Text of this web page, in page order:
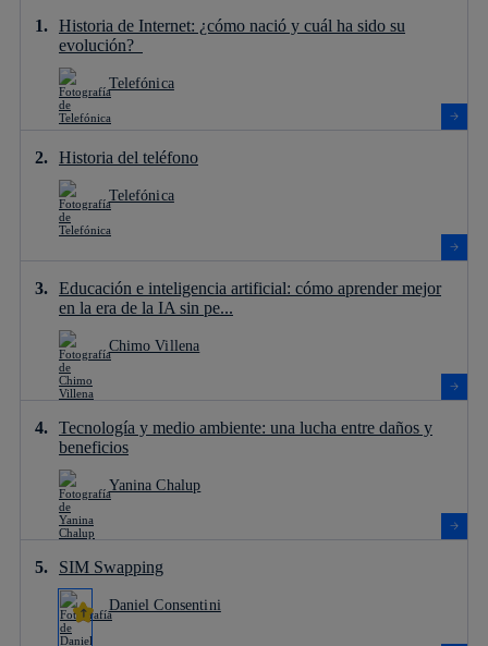
Historia de Internet: ¿cómo nació y cuál ha sido su
evolución?
Telefónica
Historia del teléfono
Telefónica
Educación e inteligencia artificial: cómo aprender mejor
en la era de la IA sin pe...
Chimo Villena
Tecnología y medio ambiente: una lucha entre daños y
beneficios
Yanina Chalup
SIM Swapping
Daniel Consentini